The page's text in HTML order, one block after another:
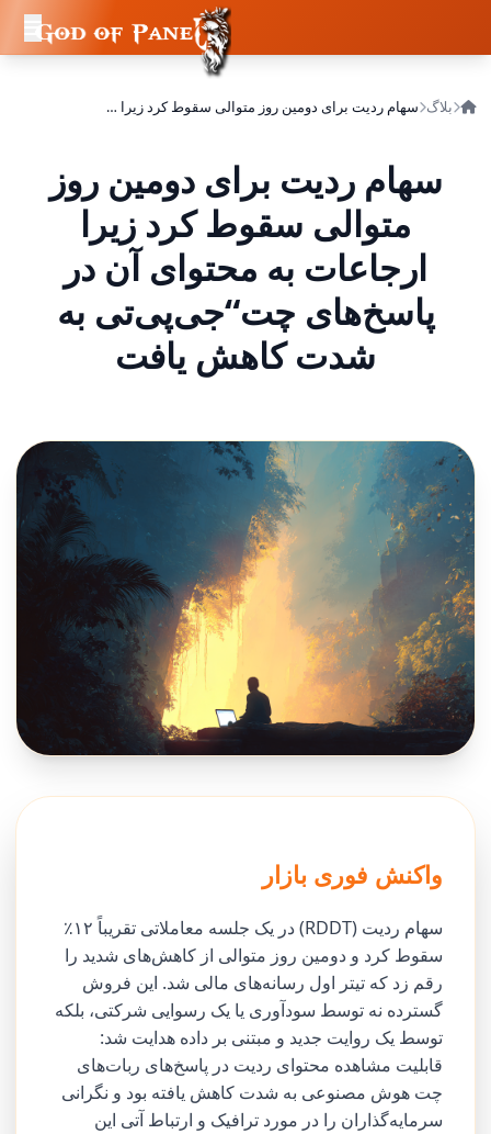
بلاگ سهام ردیت برای دومین روز متوالی سقوط کرد زیرا ارجاعات به محتوای آن در پاسخ‌های چت“جی‌پی‌تی به شدت کاهش یافت
سهام ردیت برای دومین روز
متوالی سقوط کرد زیرا
ارجاعات به محتوای آن در
پاسخ‌های چت“جی‌پی‌تی به
شدت کاهش یافت
واکنش فوری بازار
سهام ردیت (RDDT) در یک جلسه معاملاتی تقریباً ۱۲٪
سقوط کرد و دومین روز متوالی از کاهش‌های شدید را
رقم زد که تیتر اول رسانه‌های مالی شد. این فروش
گسترده نه توسط سودآوری یا یک رسوایی شرکتی، بلکه
توسط یک روایت جدید و مبتنی بر داده هدایت شد:
قابلیت مشاهده محتوای ردیت در پاسخ‌های ربات‌های
چت هوش مصنوعی به شدت کاهش یافته بود و نگرانی
سرمایه‌گذاران را در مورد ترافیک و ارتباط آتی این